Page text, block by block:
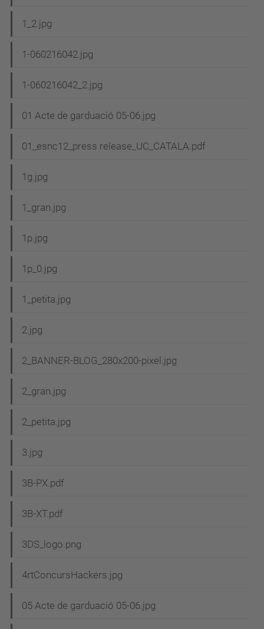
i
ó
1_2.jpg
1-060216042.jpg
1-060216042_2.jpg
01 Acte de garduació 05-06.jpg
01_esnc12_press release_UC_CATALA.pdf
1g.jpg
1_gran.jpg
1p.jpg
1p_0.jpg
1_petita.jpg
2.jpg
2_BANNER-BLOG_280x200-pixel.jpg
2_gran.jpg
2_petita.jpg
3.jpg
3B-PX.pdf
3B-XT.pdf
3DS_logo.png
4rtConcursHackers.jpg
05 Acte de garduació 05-06.jpg